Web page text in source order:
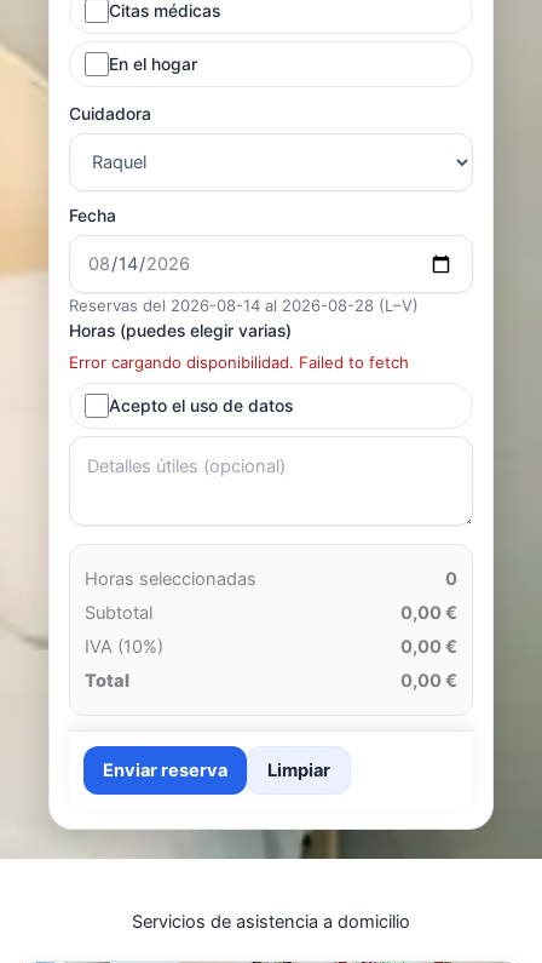
Citas médicas
En el hogar
Cuidadora
Fecha
Reservas del 2026-08-14 al 2026-08-28 (L–V)
Horas (puedes elegir varias)
Error cargando disponibilidad. Failed to fetch
Acepto el uso de datos
Horas seleccionadas
0
Subtotal
0,00 €
IVA (10%)
0,00 €
Total
0,00 €
Enviar reserva Limpiar
Servicios de asistencia a domicilio